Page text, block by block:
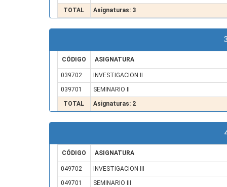
TOTAL
Asignaturas: 3
CÓDIGO ASIGNATURA
039702
INVESTIGACION II
039701
SEMINARIO II
TOTAL
Asignaturas: 2
CÓDIGO ASIGNATURA
049702
INVESTIGACION III
049701
SEMINARIO III